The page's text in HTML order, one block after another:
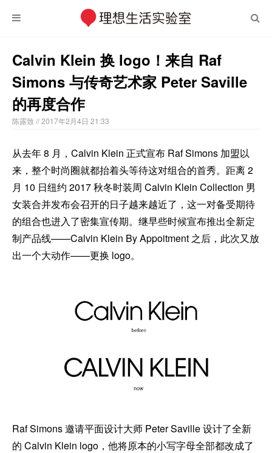
Calvin Klein 换 logo！来自 Raf
Simons 与传奇艺术家 Peter Saville
的再度合作
陈露致// 2017年2月4日 21:33
从去年 8 月，Calvin Klein 正式宣布 Raf Simons 加盟以
来，整个时尚圈就都抬着头等待这对组合的首秀。距离 2
月 10 日纽约 2017 秋冬时装周 Calvin Klein Collection 男
女装合并发布会召开的日子越来越近了，这一对备受期待
的组合也进入了密集宣传期。继早些时候宣布推出全新定
制产品线——Calvin Klein By Appoitment 之后，此次又放
出一个大动作——更换 logo。
Raf Simons 邀请平面设计大师 Peter Saville 设计了全新
的 Calvin Klein logo，他将原本的小写字母全部都改成了